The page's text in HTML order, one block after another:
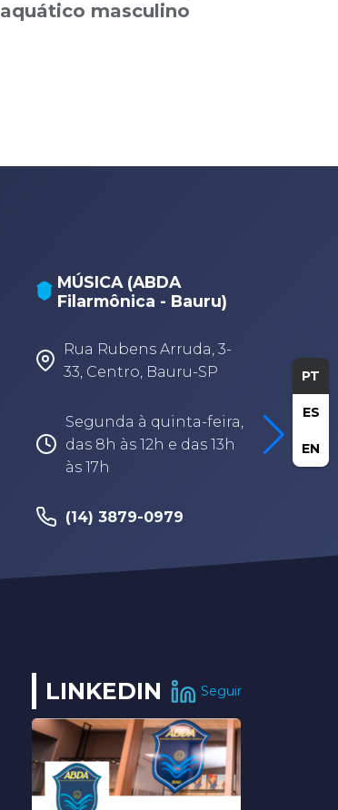
PT
ES
EN
aquático masculino
MÚSICA (ABDA
Filarmônica - Bauru)
Rua Rubens Arruda, 3-
33, Centro, Bauru-SP
Segunda à quinta-feira,
das 8h às 12h e das 13h
às 17h
(14) 3879-0979
LINKEDIN Seguir